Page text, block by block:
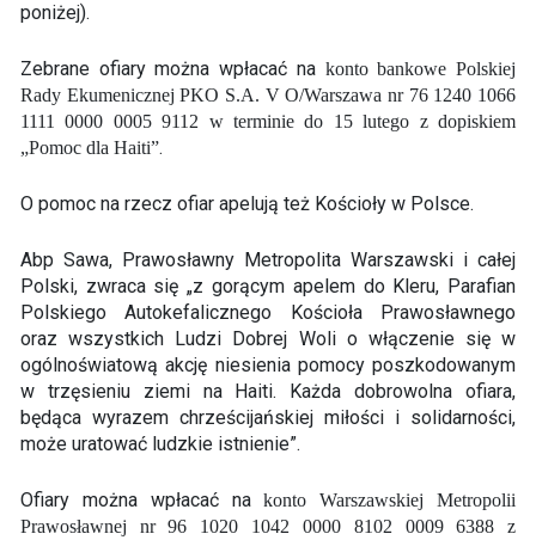
poniżej).
Zebrane ofiary można wpłacać na konto bankowe Polskiej
Rady Ekumenicznej PKO S.A. V O/Warszawa nr 76 1240 1066
1111 0000 0005 9112 w terminie do 15 lutego z dopiskiem
„Pomoc dla Haiti”.
O pomoc na rzecz ofiar apelują też Kościoły w Polsce.
Abp Sawa, Prawosławny Metropolita Warszawski i całej
Polski, zwraca się „z gorącym apelem do Kleru, Parafian
Polskiego Autokefalicznego Kościoła Prawosławnego
oraz wszystkich Ludzi Dobrej Woli o włączenie się w
ogólnoświatową akcję niesienia pomocy poszkodowanym
w trzęsieniu ziemi na Haiti. Każda dobrowolna ofiara,
będąca wyrazem chrześcijańskiej miłości i solidarności,
może uratować ludzkie istnienie”.
Ofiary można wpłacać nakonto Warszawskiej Metropolii
Prawosławnej nr 96 1020 1042 0000 8102 0009 6388 z